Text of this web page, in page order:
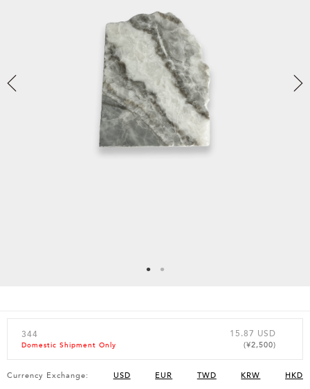
344
Domestic Shipment Only
15.87 USD
(¥2,500)
Currency Exchange: USD EUR TWD KRW HKD